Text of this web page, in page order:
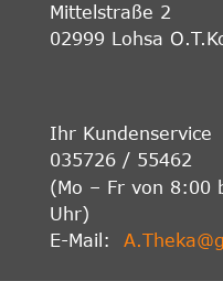
Ihr Kundenservice
035726 / 55462
(Mo – Fr von 8:00
Uhr)
E-Mail:
Mittelstraße 2
02999 Lohsa